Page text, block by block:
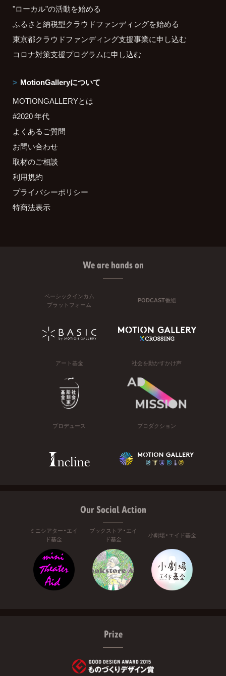
"ローカル"の活動を始める
ふるさと納税型クラウドファンディングを始める
東京都クラウドファンディング支援事業に申し込む
コロナ対策支援プログラムに申し込む
MotionGalleryについて
MOTIONGALLERYとは
#2020 年代
よくあるご質問
お問い合わせ
取材のご相談
利用規約
プライバシーポリシー
特商法表示
We are hands on
ベーシックインカム
プラットフォーム
PODCAST番組
アート基金 社会を動かすかけ声
プロデュース プロダクション
Our Social Action
ミニシアター・エイ
ド基金
ブックストア・エイ
ド基金
小劇場・エイド基金
Prize